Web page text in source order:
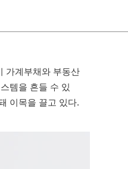
가계부채와 부동산
템을 흔들 수 있
이목을 끌고 있다.